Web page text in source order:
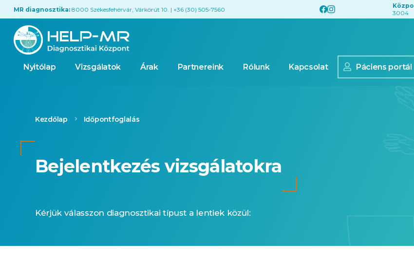
MR diagnosztika: 8000 Székesfehérvár, Várkörút 10. | +36 (30) 505-7560
3004
Nyitólap Vizsgálatok Árak Partnereink Rólunk Kapcsolat Páciens portál
Kezdőlap Időpontfoglalás
Bejelentkezés vizsgálatokra
Kérjük válasszon diagnosztikai típust a lentiek közül: